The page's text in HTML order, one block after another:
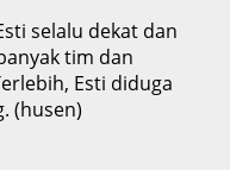
selalu dekat dan
tim dan
Esti diduga
(husen)